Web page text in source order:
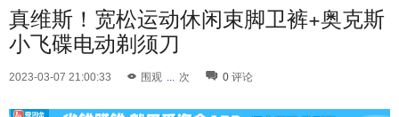
真维斯！宽松运动休闲束脚卫裤+奥克斯
小飞碟电动剃须刀
2023-03-07 21:00:33 围观 ... 次 0 评论